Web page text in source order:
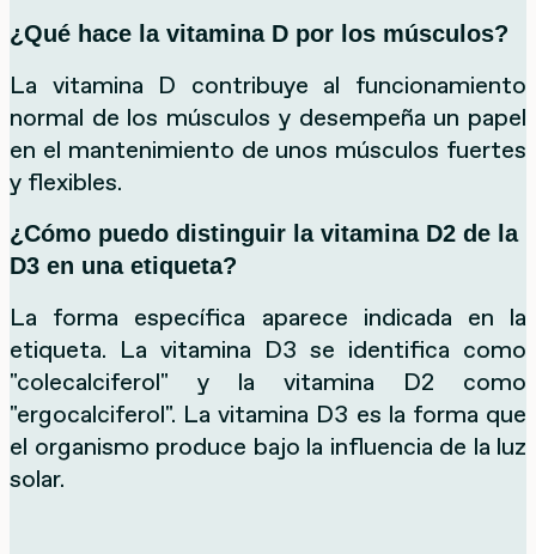
¿Qué hace la vitamina D por los músculos?
La vitamina D contribuye al funcionamiento
normal de los músculos y desempeña un papel
en el mantenimiento de unos músculos fuertes
y flexibles.
¿Cómo puedo distinguir la vitamina D2 de la
D3 en una etiqueta?
La forma específica aparece indicada en la
etiqueta. La vitamina D3 se identifica como
"colecalciferol" y la vitamina D2 como
"ergocalciferol". La vitamina D3 es la forma que
el organismo produce bajo la influencia de la luz
solar.